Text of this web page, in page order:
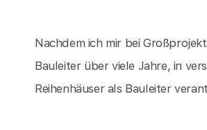
Nachdem ich mir bei
Bauleiter über viele Jahre, in
Reihenhäuser als Bauleiter